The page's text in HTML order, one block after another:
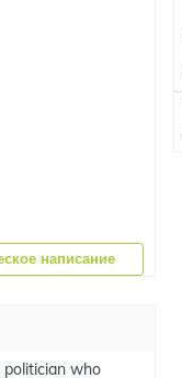
написание
politician who